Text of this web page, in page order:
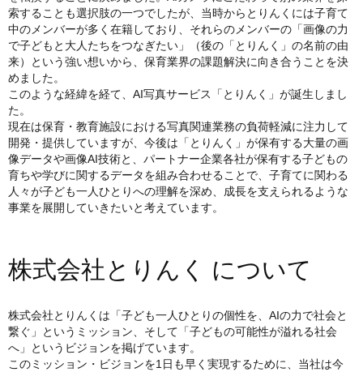
索することも選択肢の一つでしたが、当時からとりんくには子育て
中のメンバーが多く在籍しており、それらのメンバーの「画像の力
で子どもと大人たちをつなぎたい」（後の「とりんく」の名前の由
来）という強い想いから、保育業界の課題解決に向き合うことを決
めました。
このような経緯を経て、AI写真サービス「とりんく」が誕生しまし
た。
現在は保育・教育施設における写真関連業務の負荷軽減に注力して
開発・提供していますが、今後は「とりんく」が保有する大量の画
像データや画像AI技術と、パートナー企業各社が保有する子どもの
育ちや学びに関するデータを組み合わせることで、子育てに関わる
人々が子ども一人ひとりへの理解を深め、成長を支えられるような
事業を展開していきたいと考えています。
株式会社とりんく について
株式会社とりんくは「子ども一人ひとりの個性を、AIの力で社会と
繋ぐ」というミッション、そして「子どもの可能性が溢れる社会
へ」というビジョンを掲げています。
このミッション・ビジョンを1日も早く実現するために、当社は今